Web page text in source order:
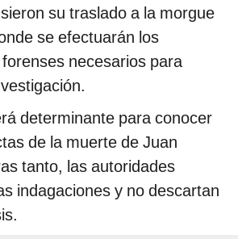
su traslado a la morgue
se efectuarán los
necesarios para
determinante para conocer
de la muerte de Juan
tanto, las autoridades
indagaciones y no descartan